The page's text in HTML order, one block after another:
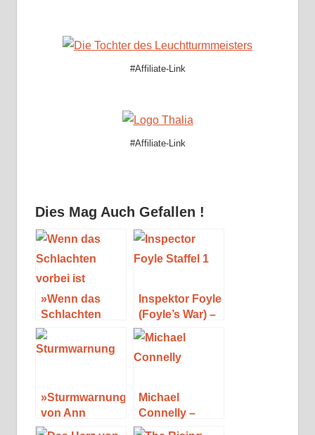
#Affiliate-Link
#Affiliate-Link
Dies Mag Auch Gefallen !
»Wenn das
Schlachten
vorbei ist« von
T. C. Boyle
Inspektor Foyle
(Foyle’s War) –
Staffel 1
»Sturmwarnung«
von Ann
Cleeves
Michael
Connelly –
Seine Bücher